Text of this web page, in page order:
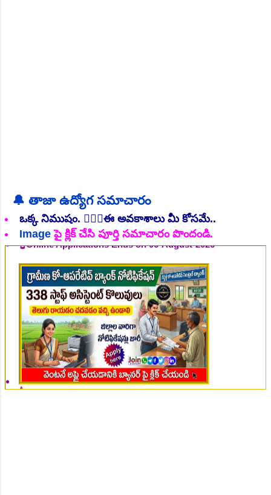
🔔 తాజా ఉద్యోగ సమాచారం
ఒక్క నిముషం. 💁🏻‍♂️ఈ అవకాశాలు మీ కోసమే..
Imageపై క్లిక్ చేసి పూర్తి సమాచారం పొందండి.
👆Online Applications Ends on 06-August-2026
👆Online Applications Ends on 07-August-2026